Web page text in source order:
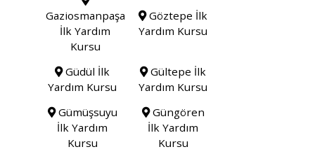
Gaziosmanpaşa
İlk Yardım
Kursu
Göztepe İlk
Yardım Kursu
Güdül İlk
Yardım Kursu
Gültepe İlk
Yardım Kursu
Gümüşsuyu
İlk Yardım
Kursu
Güngören
İlk Yardım
Kursu